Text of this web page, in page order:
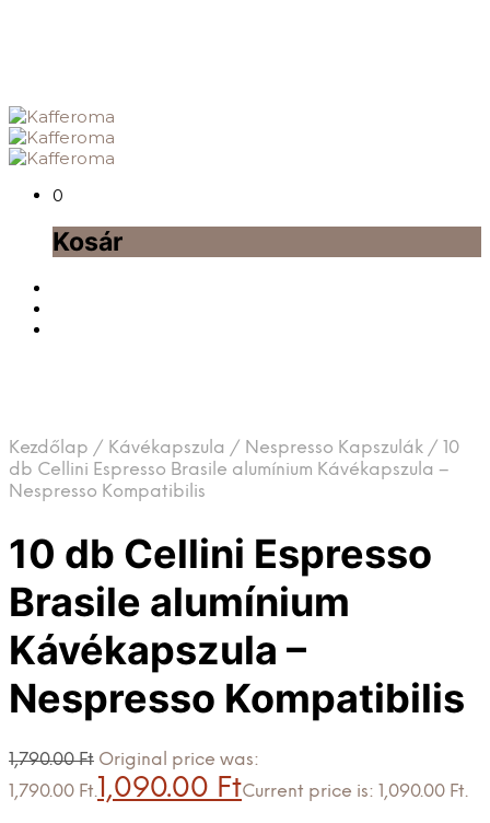
0
Kosár
Kezdőlap / Kávékapszula / Nespresso Kapszulák / 10
db Cellini Espresso Brasile alumínium Kávékapszula –
Nespresso Kompatibilis
10 db Cellini Espresso
Brasile alumínium
Kávékapszula –
Nespresso Kompatibilis
1,790.00Ft Original price was:
1,790.00 Ft.1,090.00 FtCurrent price is: 1,090.00 Ft.